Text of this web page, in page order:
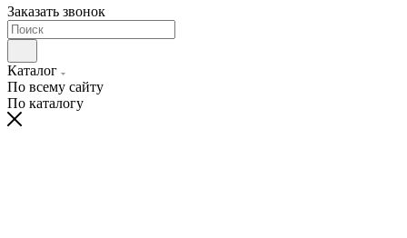
Заказать звонок
Каталог
По всему сайту
По каталогу